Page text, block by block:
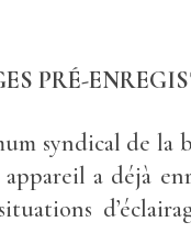
PRÉ-
syndical de la
a déjà